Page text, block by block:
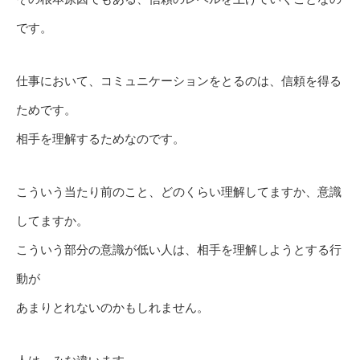
です。
仕事において、コミュニケーションをとるのは、信頼を得る
ためです。
相手を理解するためなのです。
こういう当たり前のこと、どのくらい理解してますか、意識
してますか。
こういう部分の意識が低い人は、相手を理解しようとする行
動が
あまりとれないのかもしれません。